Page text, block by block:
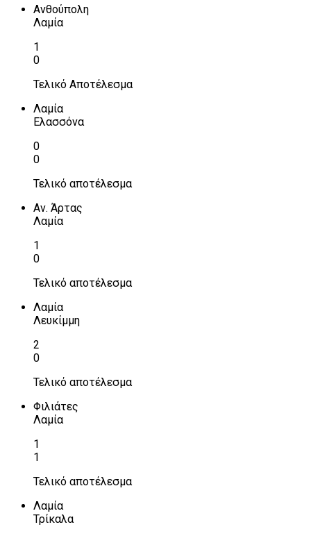
Ανθούπολη
Λαμία
1
0
Τελικό Αποτέλεσμα
Λαμία
Ελασσόνα
0
0
Τελικό αποτέλεσμα
Αν. Άρτας
Λαμία
1
0
Τελικό αποτέλεσμα
Λαμία
Λευκίμμη
2
0
Τελικό αποτέλεσμα
Φιλιάτες
Λαμία
1
1
Τελικό αποτέλεσμα
Λαμία
Τρίκαλα